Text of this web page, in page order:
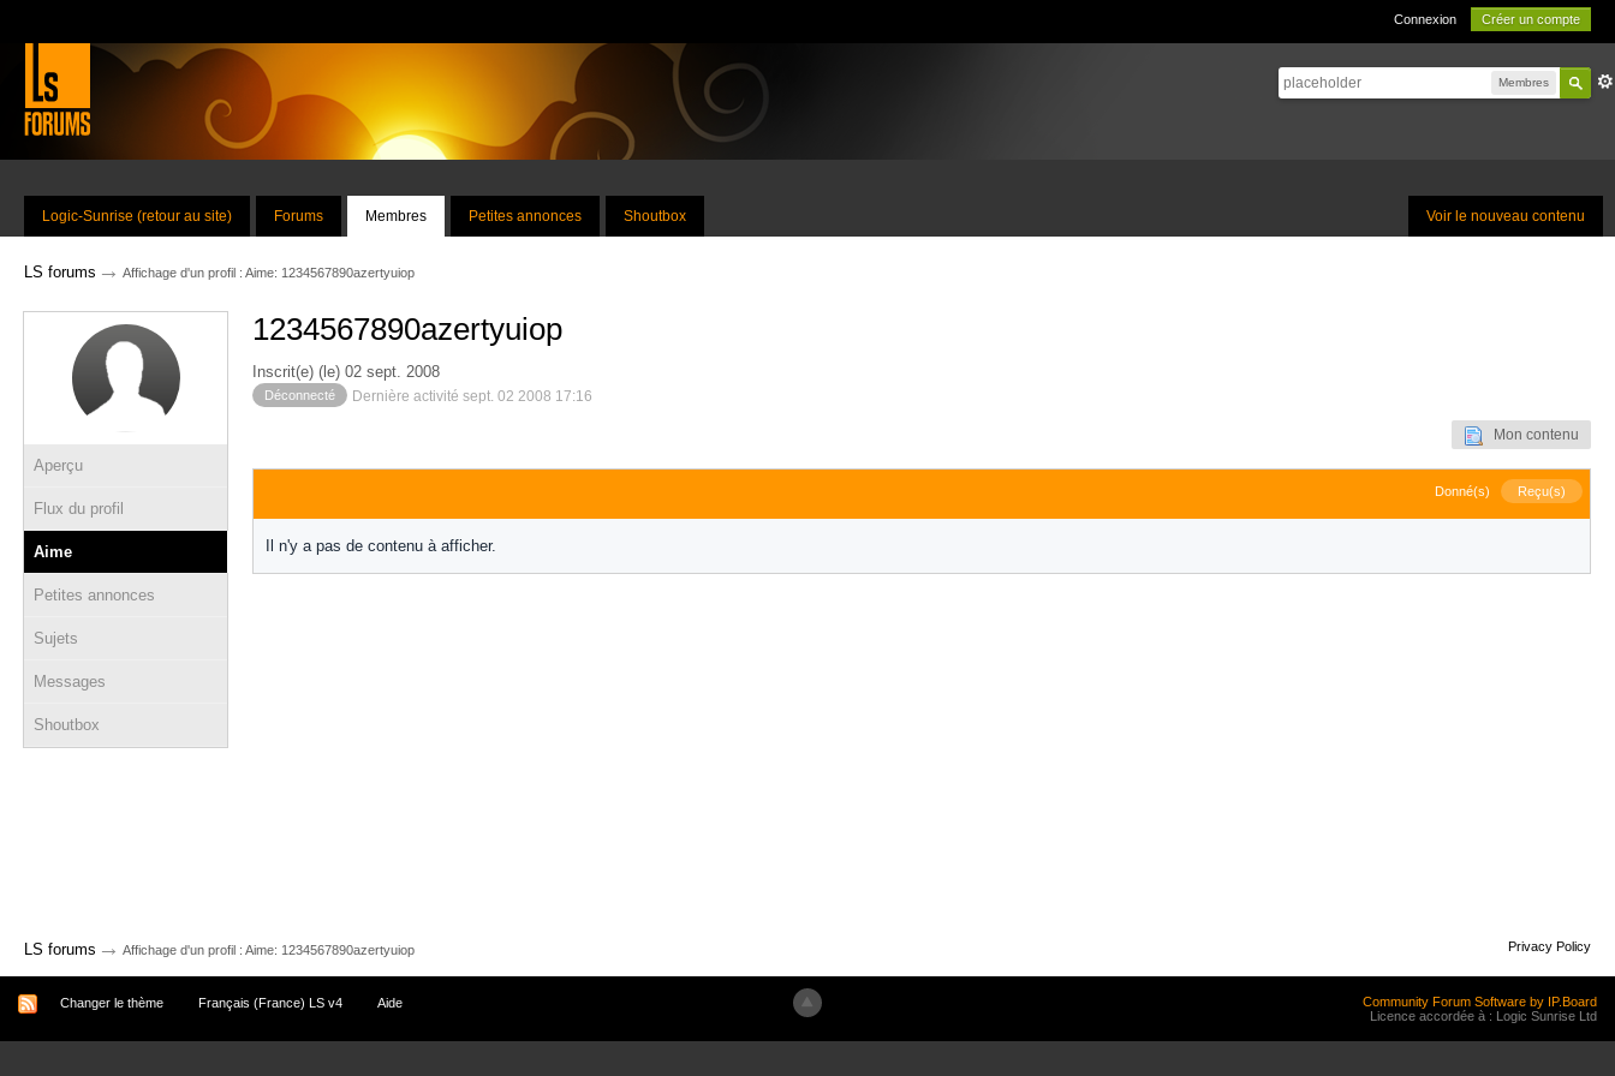
Connexion Créer un compte
Membres
Voir le nouveau contenu
Logic-Sunrise (retour au site) Forums Membres Petites annonces Shoutbox
LS forums → Affichage d'un profil : Aime: 1234567890azertyuiop
Aperçu
Flux du profil
Aime
Petites annonces
Sujets
Messages
Shoutbox
1234567890azertyuiop
Inscrit(e) (le) 02 sept. 2008
Déconnecté Dernière activité sept. 02 2008 17:16
Mon contenu
Donné(s) Reçu(s)
Il n'y a pas de contenu à afficher.
LS forums → Affichage d'un profil : Aime: 1234567890azertyuiop Privacy Policy
Changer le thème Français (France) LS v4 Aide
Community Forum Software by IP.Board
Licence accordée à : Logic Sunrise Ltd